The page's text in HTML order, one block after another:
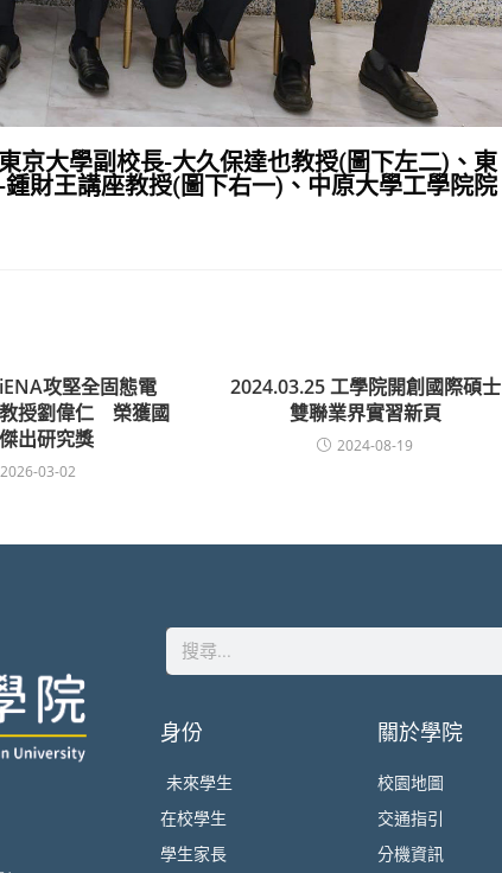
京大學副校長-大久保達也教授(圖下左二)、東
鍾財王講座教授(圖下右一) 、 中原大學工學院院
攻堅全固態電
授劉偉仁 榮獲國
出研究獎
2026-03-02
2024.03.25 工學院開創國際碩士
雙聯業界實習新頁
2024-08-19
身份
未來學生
在校學生
學生家長
關於學院
校園地圖
交通指引
分機資訊